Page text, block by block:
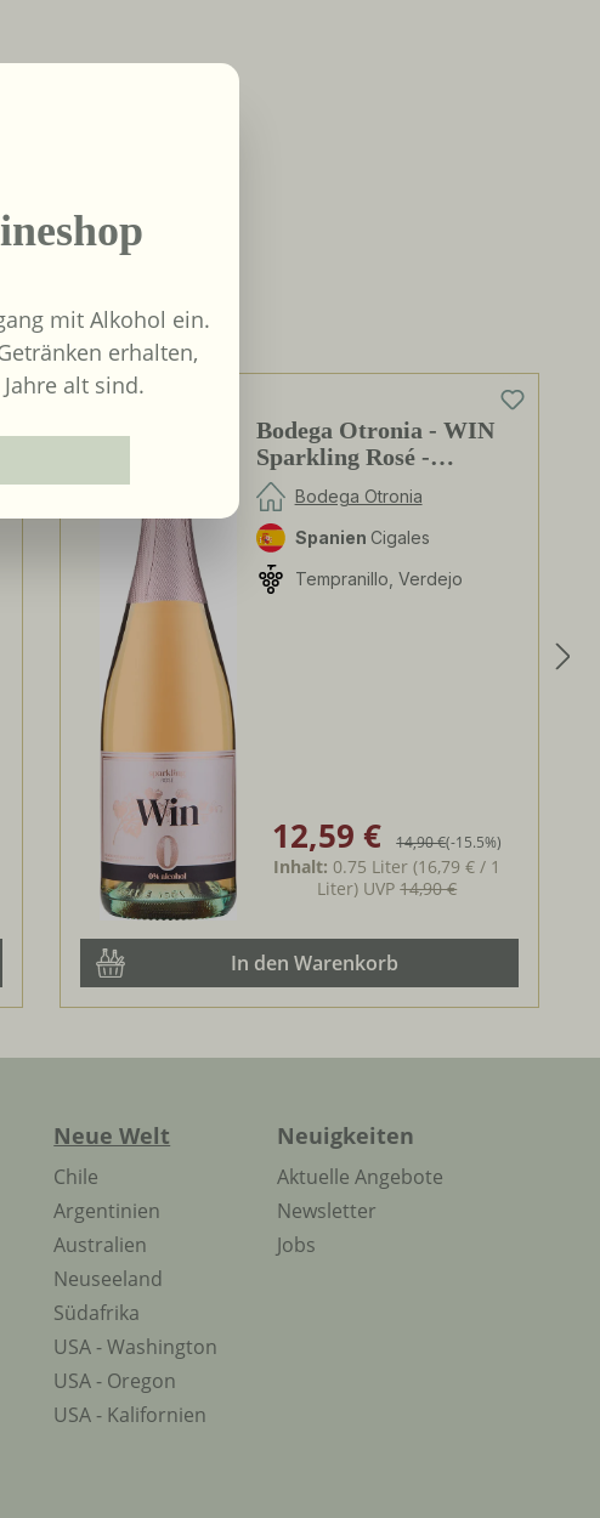
0%
Bodega Otronia - WIN
Sparkling Rosé -
alkoholfrei
Bodega Otronia
Spanien Cigales
Tempranillo, Verdejo
Verkaufspreis:
12,59 € Regulärer Preis:
14,90 €(-15.5%)
Inhalt: 0.75 Liter(16,79 € / 1
Liter) UVP14,90 €
In den Warenkorb
Neue Welt
Chile
Argentinien
Australien
Neuseeland
Südafrika
USA - Washington
USA - Oregon
USA - Kalifornien
Neuigkeiten
Aktuelle Angebote
Newsletter
Jobs
mit Alkohol ein.
erhalten,
alt sind.